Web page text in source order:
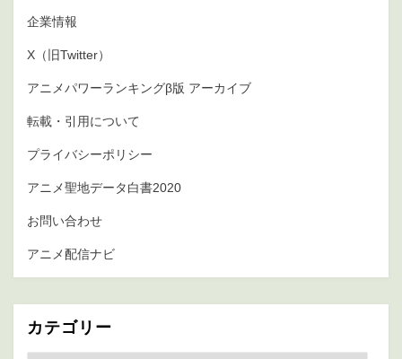
企業情報
X（旧Twitter）
アニメパワーランキングβ版 アーカイブ
転載・引用について
プライバシーポリシー
アニメ聖地データ白書2020
お問い合わせ
アニメ配信ナビ
カテゴリー